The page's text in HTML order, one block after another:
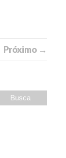
Próximo →